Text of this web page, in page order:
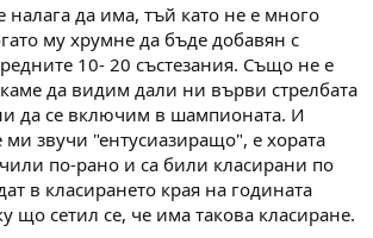
налага да има, тъй като не е много
му хрумне да бъде добавян с
10- 20 състезания. Също не е
да видим дали ни върви стрелбата
да се включим в шампионата. И
ми звучи "ентусиазиращо", е хората
по-рано и са били класирани по
в класирането края на годината
що сетил се, че има такова класиране.